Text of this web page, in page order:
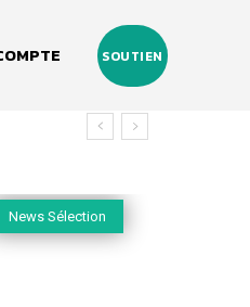
SOUTIEN
News Sélection